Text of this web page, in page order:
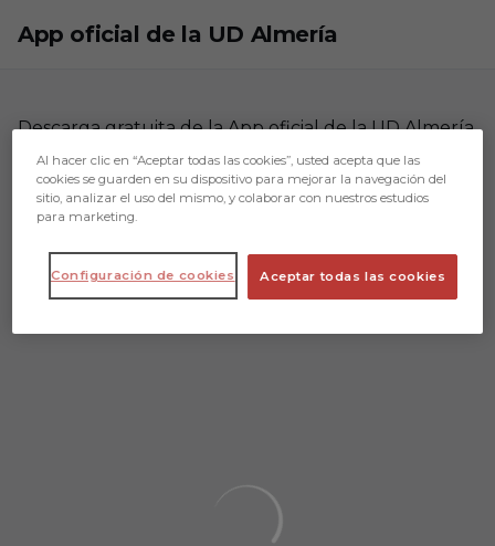
App oficial de la UD Almería
Descarga gratuita de la App oficial de la UD Almería.
Al hacer clic en “Aceptar todas las cookies”, usted acepta que las
cookies se guarden en su dispositivo para mejorar la navegación del
sitio, analizar el uso del mismo, y colaborar con nuestros estudios
para marketing.
Aceptar todas las cookies
Configuración de cookies